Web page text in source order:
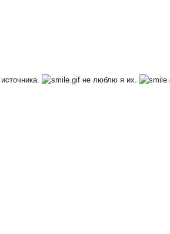
не люблю я их.